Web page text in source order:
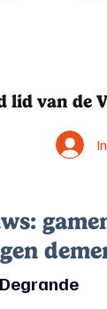
lid van de